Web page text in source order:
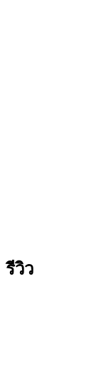
รีวิว